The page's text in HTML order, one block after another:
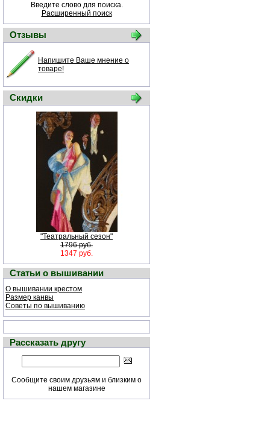
Введите слово для поиска.
Расширенный поиск
Отзывы
Напишите Ваше мнение о
товаре!
Скидки
"Театральный сезон"
1796 руб.
1347 руб.
Статьи о вышивании
О вышивании крестом
Размер канвы
Советы по вышиванию
Рассказать другу
Сообщите своим друзьям и близким о
нашем магазине